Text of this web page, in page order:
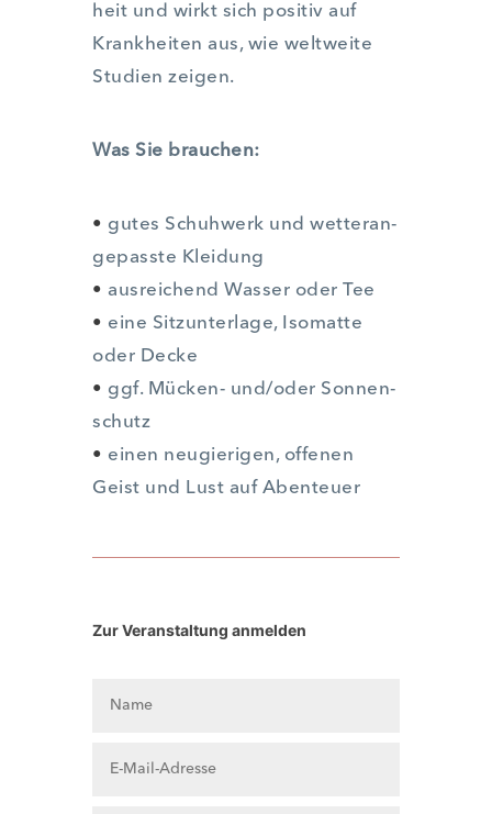
heit und wirkt sich posi­tiv auf
Krank­hei­ten aus, wie welt­wei­te
Stu­di­en zei­gen.
Was Sie brau­chen:
• gutes Schuh­werk und wet­ter­an­
ge­pass­te Klei­dung
• aus­rei­chend Was­ser oder Tee
• eine Sitz­un­ter­la­ge, Iso­mat­te
oder Decke
• ggf. Mücken- und/oder Son­nen­
schutz
• einen neu­gie­ri­gen, offe­nen
Geist und Lust auf Aben­teu­er
Zur Ver­an­stal­tung anmel­den